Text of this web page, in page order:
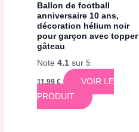
Ballon de football
anniversaire 10 ans,
décoration hélium noir
pour garçon avec topper
gâteau
Note4.1 sur 5
11,99€
VOIR LE
PRODUIT